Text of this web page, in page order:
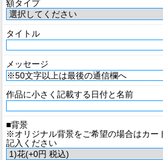
額タイプ
タイトル
メッセージ
作品に小さく記載する日付と名前
■背景
※オリジナル背景をご希望の場合はカー
記入ください